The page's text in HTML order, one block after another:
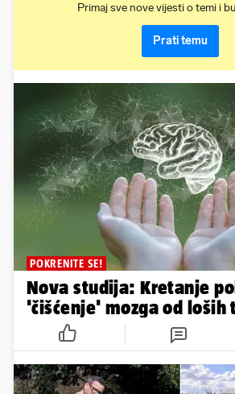
Primaj sve nove vijesti o temi i
Prati temu
POKRENITE SE!
Nova studija: Kretanje
'čišćenje' mozga od loših